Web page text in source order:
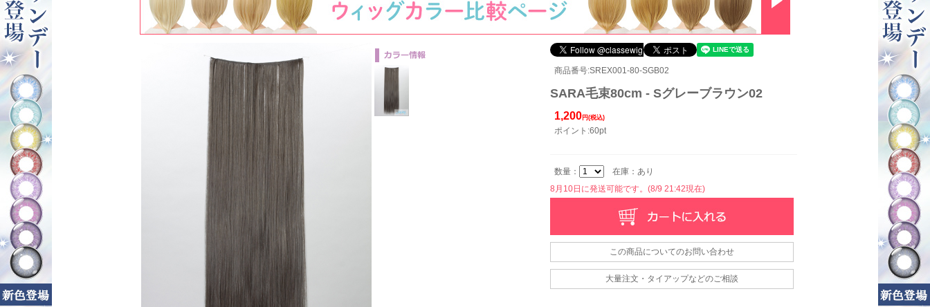
商品番号:SREX001-80-SGB02
SARA毛束80cm - Sグレーブラウン02
1,200 円(税込)
ポイント:60pt
数量：
在庫：あり
8月10日に発送可能です。(8/9 21:42現在)
この商品についてのお問い合わせ
大量注文・タイアップなどのご相談